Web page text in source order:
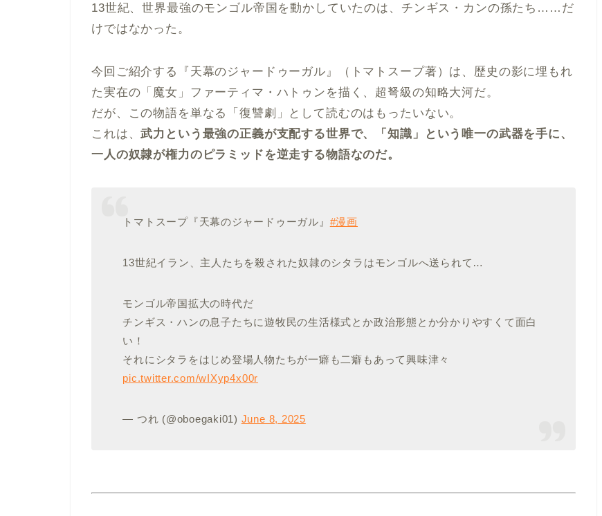
13世紀、世界最強のモンゴル帝国を動かしていたのは、チンギス・カンの孫たち……だ
けではなかった。
今回ご紹介する『天幕のジャードゥーガル』（トマトスープ著）は、歴史の影に埋もれ
た実在の「魔女」ファーティマ・ハトゥンを描く、超弩級の知略大河だ。
だが、この物語を単なる「復讐劇」として読むのはもったいない。
これは、武力という最強の正義が支配する世界で、「知識」という唯一の武器を手に、
一人の奴隷が権力のピラミッドを逆走する物語なのだ。
トマトスープ『天幕のジャードゥーガル』 #漫画
13世紀イラン、主人たちを殺された奴隷のシタラはモンゴルへ送られて…
モンゴル帝国拡大の時代だ
チンギス・ハンの息子たちに遊牧民の生活様式とか政治形態とか分かりやすくて面白
い！
それにシタラをはじめ登場人物たちが一癖も二癖もあって興味津々
pic.twitter.com/wIXyp4x00r
— つれ (@oboegaki01) June 8, 2025